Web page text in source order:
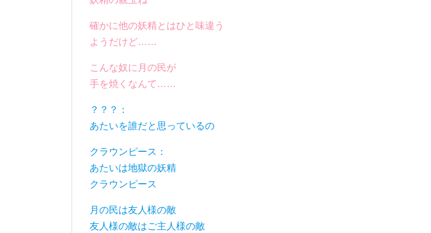
確かに他の妖精とはひと味違う
ようだけど……
こんな奴に月の民が
手を焼くなんて……
？？？：
あたいを誰だと思っているの
クラウンピース：
あたいは地獄の妖精
クラウンピース
月の民は友人様の敵
友人様の敵はご主人様の敵